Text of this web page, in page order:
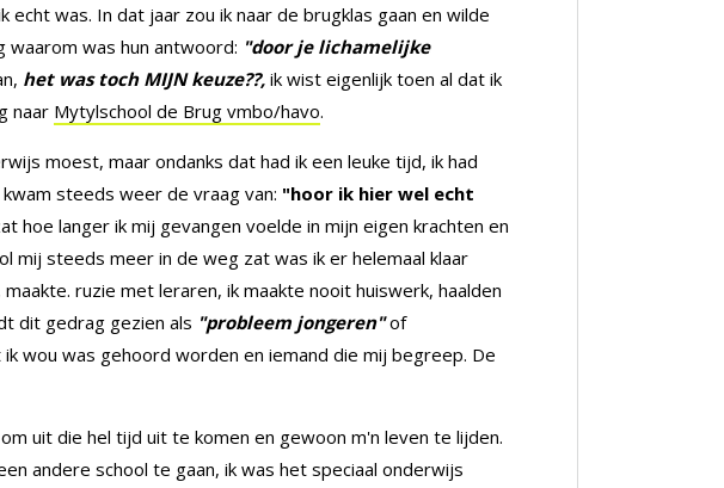
was. In dat jaar zou ik naar de brugklas gaan en wilde
waarom was hun antwoord: "door je lichamelijke
het was toch MIJN keuze??, ik wist eigenlijk toen al dat ik
naar Mytylschool de Brug vmbo/havo.
moest, maar ondanks dat had ik een leuke tijd, ik had
steeds weer de vraag van: "hoor ik hier wel echt
hoe langer ik mij gevangen voelde in mijn eigen krachten en
steeds meer in de weg zat was ik er helemaal klaar
ruzie met leraren, ik maakte nooit huiswerk, haalden
dit gedrag gezien als "probleem jongeren"of
wou was gehoord worden en iemand die mij begreep. De
uit die hel tijd uit te komen en gewoon m'n leven te lijden.
andere school te gaan, ik was het speciaal onderwijs